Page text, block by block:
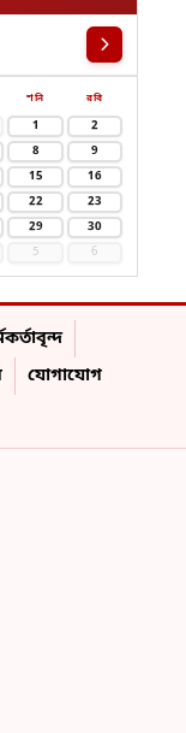
শনি রবি
1
2
8
9
15
16
22
23
29
30
5 6
যোগাযোগ